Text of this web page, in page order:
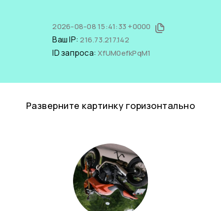
2026-08-08 15:41:33 +0000
Ваш IP:216.73.217.142
ID запроса:XfUM0efkPqM1
Разверните картинку горизонтально